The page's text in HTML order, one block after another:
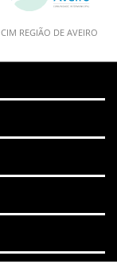
CIM REGIÃO DE AVEIRO